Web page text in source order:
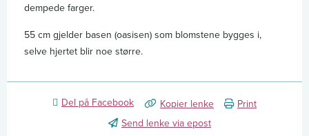
(55
cm)
antall
dempede farger.
55 cm gjelder basen (oasisen) som blomstene bygges i,
selve hjertet blir noe større.
Del på Facebook Kopier lenke
Print
Send lenke via epost